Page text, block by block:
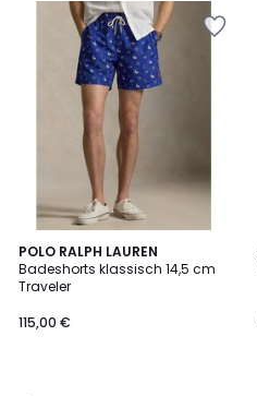
POLO RALPH LAUREN
Badeshorts klassisch 14,5 cm
Traveler
115,00 €
5
/
5